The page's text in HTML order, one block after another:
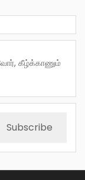
Subscribe